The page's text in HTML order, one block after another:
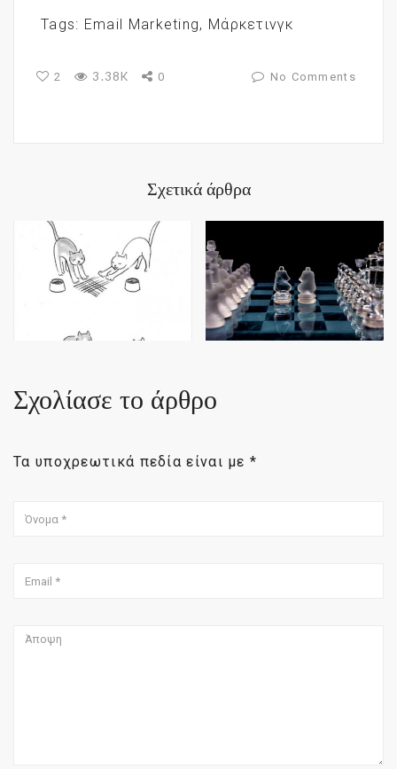
Tags: Email Marketing, Μάρκετινγκ
2 3.38K 0 No Comments
Σχετικά άρθρα
Σχολίασε το άρθρο
Τα υποχρεωτικά πεδία είναι με*